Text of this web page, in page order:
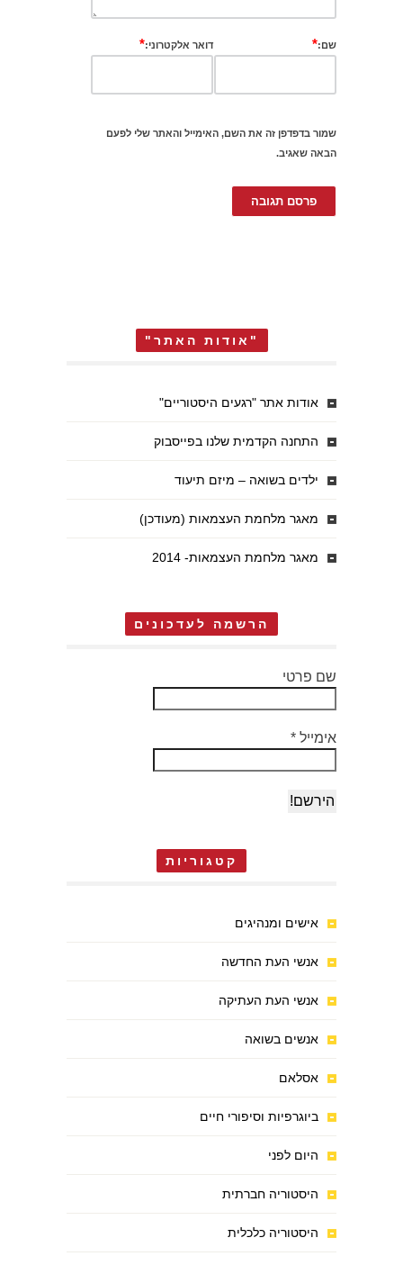
שם:* דואר אלקטרוני:*
שמור בדפדפן זה את השם, האימייל והאתר שלי לפעם
הבאה שאגיב.
"אודות האתר"
אודות אתר "רגעים היסטוריים"
התחנה הקדמית שלנו בפייסבוק
ילדים בשואה – מיזם תיעוד
מאגר מלחמת העצמאות (מעודכן)
מאגר מלחמת העצמאות- 2014
הרשמה לעדכונים
שם פרטי
אימייל *
קטגוריות
אישים ומנהיגים
אנשי העת החדשה
אנשי העת העתיקה
אנשים בשואה
אסלאם
ביוגרפיות וסיפורי חיים
היום לפני
היסטוריה חברתית
היסטוריה כלכלית